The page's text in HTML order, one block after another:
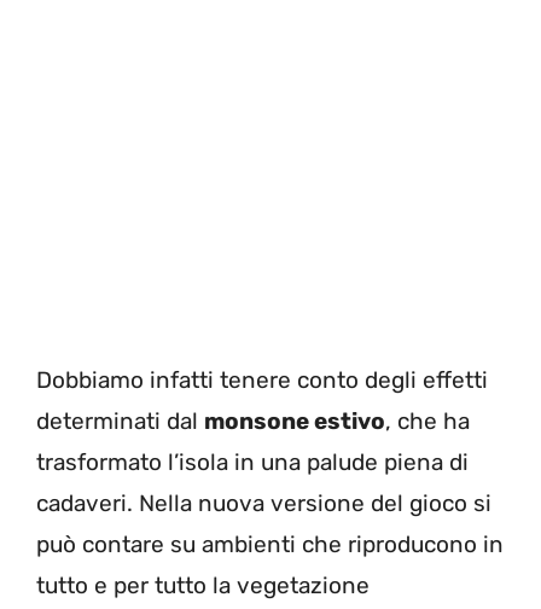
Dobbiamo infatti tenere conto degli effetti
determinati dal monsone estivo, che ha
trasformato l’isola in una palude piena di
cadaveri. Nella nuova versione del gioco si
può contare su ambienti che riproducono in
tutto e per tutto la vegetazione